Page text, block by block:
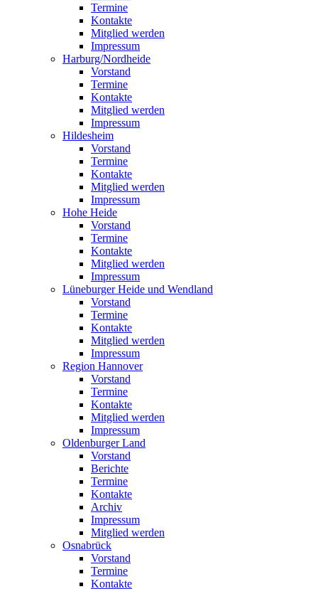
Termine
Kontakte
Mitglied werden
Impressum
Harburg/Nordheide
Vorstand
Termine
Kontakte
Mitglied werden
Impressum
Hildesheim
Vorstand
Termine
Kontakte
Mitglied werden
Impressum
Hohe Heide
Vorstand
Termine
Kontakte
Mitglied werden
Impressum
Lüneburger Heide und Wendland
Vorstand
Termine
Kontakte
Mitglied werden
Impressum
Region Hannover
Vorstand
Termine
Kontakte
Mitglied werden
Impressum
Oldenburger Land
Vorstand
Berichte
Termine
Kontakte
Archiv
Impressum
Mitglied werden
Osnabrück
Vorstand
Termine
Kontakte